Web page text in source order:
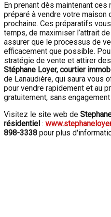
En prenant dès maintenant
préparé à vendre votre maison
prochaine. Ces préparatifs
temps, de maximiser l’attrait
assurer que le processus de
efficacement que possible.
stratégie de vente et attirer
Stéphane Loyer, courtier
de Lanaudière, qui saura vous
pour vendre rapidement et au
gratuitement, sans
Visitez le site web de
résidentiel :
898-3338 pour plus